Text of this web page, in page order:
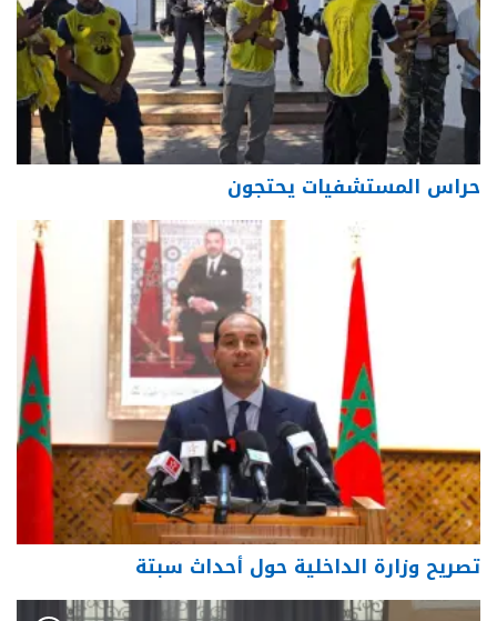
حراس المستشفيات يحتجون
تصريح وزارة الداخلية حول أحداث سبتة